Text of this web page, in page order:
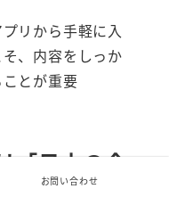
プリから手軽に入
、内容をしっか
とが重要
日本の金
お問い合わせ